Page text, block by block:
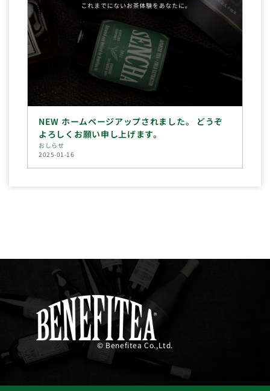
NEW ホームページアップされました。 どうぞ
よろしくお願い申し上げます。
おしらせ
2025-01-16
© Benefitea Co.,Ltd.